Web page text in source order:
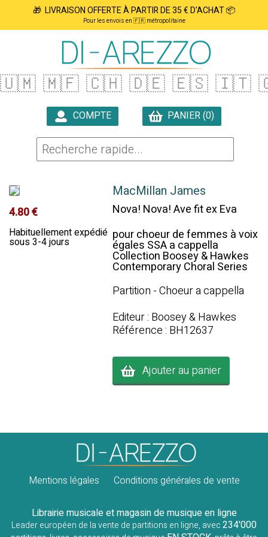
🎁 LIVRAISON OFFERTE À PARTIR DE 35 € D'ACHAT 📦
Pour les envois en 🇫🇷 métropolitaine
🇺🇲 🇲🇫 🇨🇭 🇩🇪 🇪🇸 🇮🇹
COMPTE
PANIER (0)
4.80 €
Habituellement expédié
sous 3-4 jours
MacMillan James
Nova! Nova! Ave fit ex Eva
pour choeur de femmes à voix
égales SSA a cappella
Collection Boosey & Hawkes
Contemporary Choral Series
Partition - Choeur a cappella
Editeur : Boosey & Hawkes
Référence : BH12637
Ajouter au panier
Mentions légales Conditions générales de vente
Librairie musicale et magasin de musique en ligne
Leader européen de la vente de partitions en ligne, avec234'000